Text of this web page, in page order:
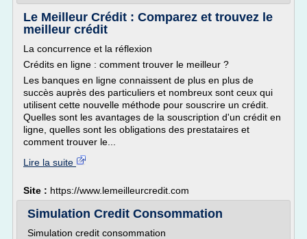
Le Meilleur Crédit : Comparez et trouvez le
meilleur crédit
La concurrence et la réflexion
Crédits en ligne : comment trouver le meilleur ?
Les banques en ligne connaissent de plus en plus de
succès auprès des particuliers et nombreux sont ceux qui
utilisent cette nouvelle méthode pour souscrire un crédit.
Quelles sont les avantages de la souscription d'un crédit en
ligne, quelles sont les obligations des prestataires et
comment trouver le...
Lire la suite
Site : https://www.lemeilleurcredit.com
Simulation Credit Consommation
Simulation credit consommation